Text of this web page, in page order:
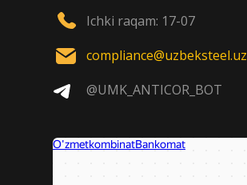
Ichki raqam: 17-07
compliance@uzbeksteel.uz
@UMK_ANTICOR_BOT